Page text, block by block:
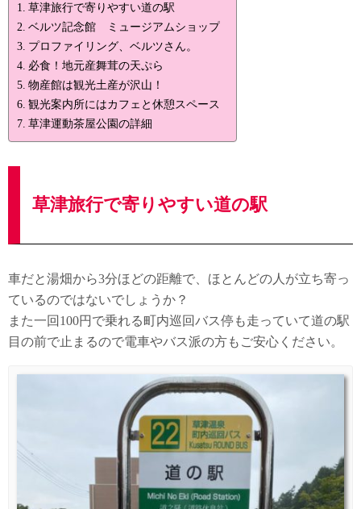
草津旅行で寄りやすい道の駅
ベルツ記念館 ミュージアムショップ
プロファイリング、ベルツさん。
必食！地元産舞茸の天ぷら
物産館は観光土産が沢山！
観光案内所にはカフェと休憩スペース
草津運動茶屋公園の詳細
草津旅行で寄りやすい道の駅
車だと湯畑から3分ほどの距離で、ほとんどの人が立ち寄っ
ているのではないでしょうか？
また一回100円で乗れる町内巡回バス停も走っていて道の駅
目の前で止まるので電車やバス派の方もご安心ください。